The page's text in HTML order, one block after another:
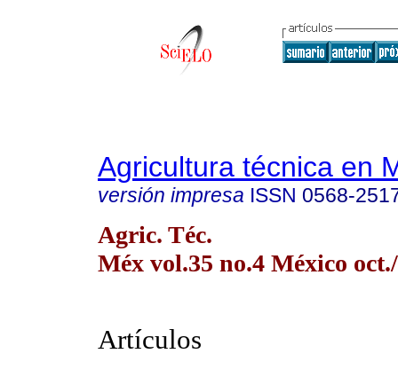
Agricultura técnica en
versión impresa ISSN 0568-
Agric. Téc.
Méx vol.35 no.4 México
Artículos